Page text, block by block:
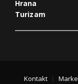
Hrana
Turizam
Kontakt